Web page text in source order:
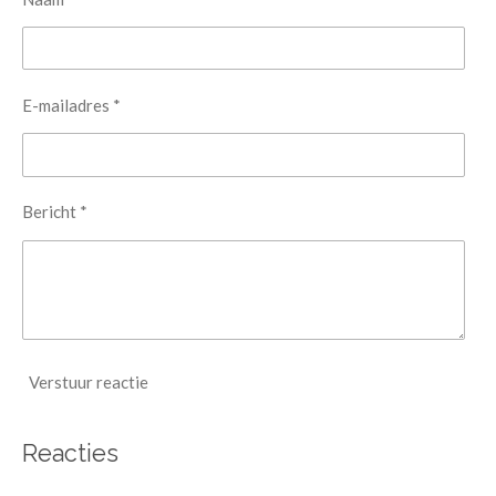
E-mailadres *
Bericht *
Verstuur reactie
Reacties